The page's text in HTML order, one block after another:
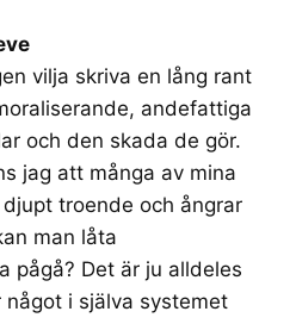
vilja skriva en lång rant
andefattiga
och den skada de gör.
jag att många av mina
troende och ångrar
man låta
pågå? Det är ju alldeles
i själva systemet